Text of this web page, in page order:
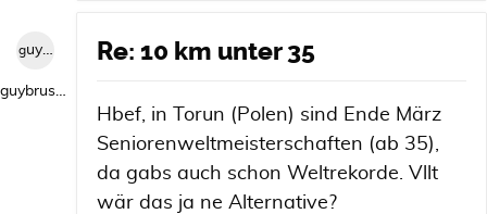
guybrush1992
guybrush1992
Re: 10 km unter 35
Hbef, in Torun (Polen) sind Ende März
Seniorenweltmeisterschaften (ab 35),
da gabs auch schon Weltrekorde. Vllt
wär das ja ne Alternative?